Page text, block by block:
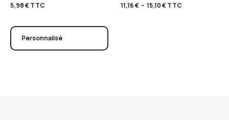
5,98€TTC
Personnalisé
11,16€ – 15,10€TTC